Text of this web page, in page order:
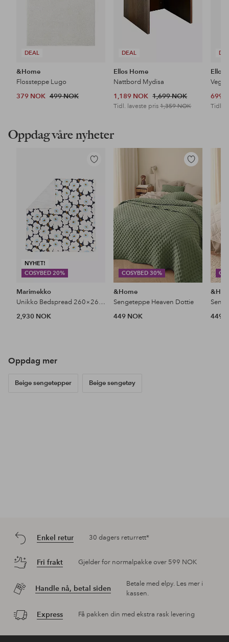
DEAL
&Home
Flossteppe Lugo
379 NOK 499 NOK
DEAL
Ellos Home
Nattbord Mydisa
1,189 NOK 1,699 NOK
Tidl. laveste pris1,359 NOK
Ellos
699
Tidl.
Oppdag våre nyheter
NYHET!
COSYBED 20%
Legg
favoritter
Marimekko
Unikko Bedspread 260×260 Cm
2,930 NOK
COSYBED 30%
Legg
favoritter
&Home
Sengeteppe Heaven Dottie
449 NOK
449
Oppdag mer
Beige sengetepper Beige sengetøy
Enkel retur 30 dagers returrett*
Fri frakt Gjelder for normalpakke over 599 NOK
Handle nå, betal siden
Betale med elpy. Les mer i
kassen.
Express Få pakken din med ekstra rask levering